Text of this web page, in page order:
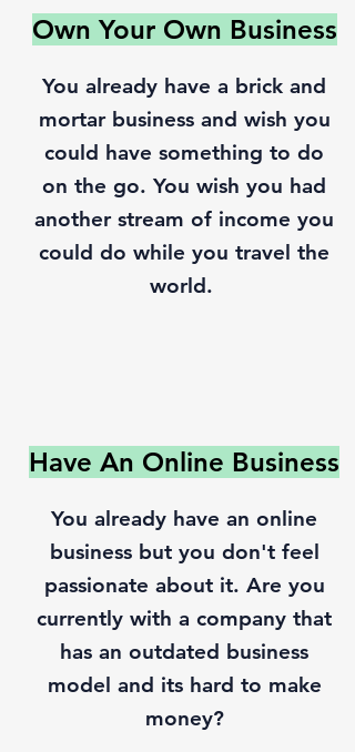
Own Your Own Business
You already have a brick and
mortar business and wish you
could have something to do
on the go. You wish you had
another stream of income you
could do while you travel the
world.
Have An Online Business
You already have an online
business but you don't feel
passionate about it. Are you
currently with a company that
has an outdated business
model and its hard to make
money?